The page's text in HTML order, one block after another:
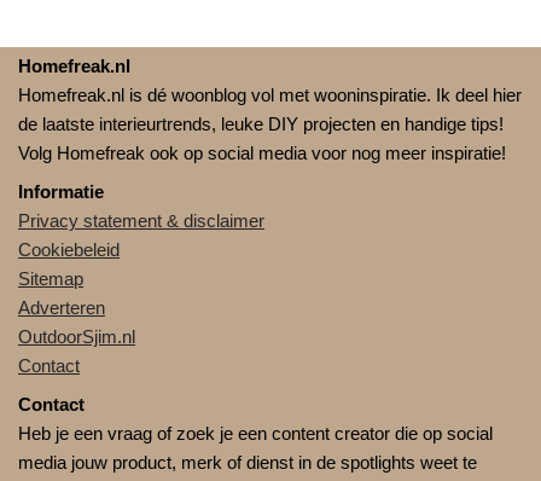
Homefreak.nl
Homefreak.nl is dé woonblog vol met wooninspiratie. Ik deel hier
de laatste interieurtrends, leuke DIY projecten en handige tips!
Volg Homefreak ook op social media voor nog meer inspiratie!
Informatie
Privacy statement & disclaimer
Cookiebeleid
Sitemap
Adverteren
OutdoorSjim.nl
Contact
Contact
Heb je een vraag of zoek je een content creator die op social
media jouw product, merk of dienst in de spotlights weet te